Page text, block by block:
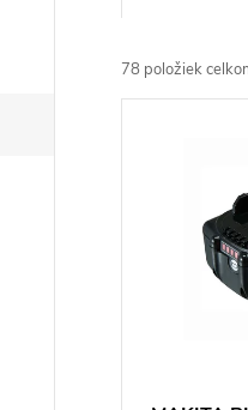
a
d
78 položiek